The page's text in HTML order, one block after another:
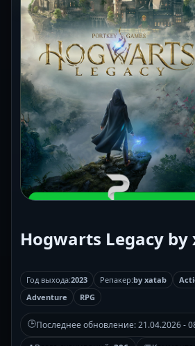
Hogwarts Legacy by
Год выхода:2023 Репакер:by xatab
Adventure
RPG
🕒Последнее обновление:21.04.2026 -